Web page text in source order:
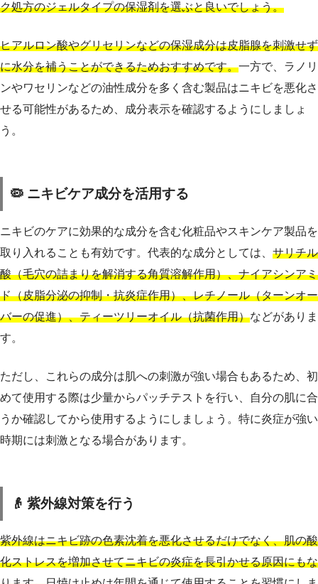
ク処方のジェルタイプの保湿剤を選ぶと良いでしょう。
ヒアルロン酸やグリセリンなどの保湿成分は皮脂腺を刺激せず
に水分を補うことができるためおすすめです。一方で、ラノリ
ンやワセリンなどの油性成分を多く含む製品はニキビを悪化さ
せる可能性があるため、成分表示を確認するようにしましょ
う。
🦠 ニキビケア成分を活用する
ニキビのケアに効果的な成分を含む化粧品やスキンケア製品を
取り入れることも有効です。代表的な成分としては、 サリチル
酸（毛穴の詰まりを解消する角質溶解作用）、ナイアシンアミ
ド（皮脂分泌の抑制・抗炎症作用）、レチノール（ターンオー
バーの促進）、ティーツリーオイル（抗菌作用）などがありま
す。
ただし、これらの成分は肌への刺激が強い場合もあるため、初
めて使用する際は少量からパッチテストを行い、自分の肌に合
うか確認してから使用するようにしましょう。特に炎症が強い
時期には刺激となる場合があります。
👴 紫外線対策を行う
紫外線はニキビ跡の色素沈着を悪化させるだけでなく、肌の酸
化ストレスを増加させてニキビの炎症を長引かせる原因にもな